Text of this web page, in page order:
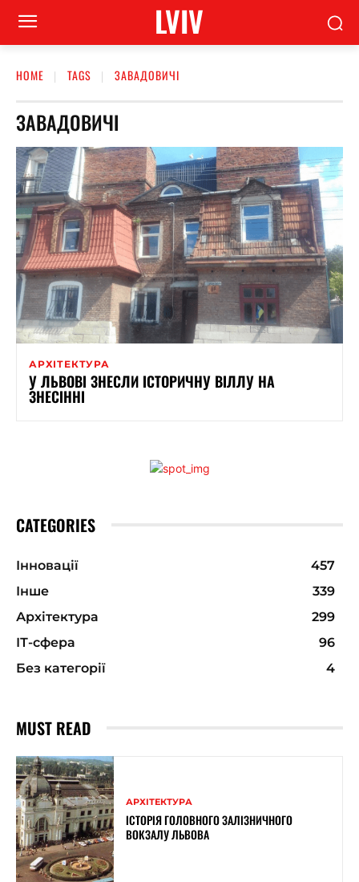
LVIV
HOME TAGS ЗАВАДОВИЧІ
ЗАВАДОВИЧІ
АРХІТЕКТУРА
У ЛЬВОВІ ЗНЕСЛИ ІСТОРИЧНУ ВІЛЛУ НА
ЗНЕСІННІ
CATEGORIES
Інновації
457
Інше
339
Архітектура
299
ІТ-сфера
96
Без категорії
4
MUST READ
АРХІТЕКТУРА
ІСТОРІЯ ГОЛОВНОГО ЗАЛІЗНИЧНОГО
ВОКЗАЛУ ЛЬВОВА